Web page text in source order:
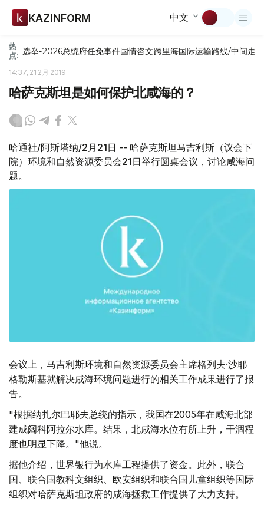
KAZINFORM 中文
热
点: 选举-2026总统府任免事件国情咨文跨里海国际运输路线/中间走廊
14:37, 21 2月 2019
哈萨克斯坦是如何保护北咸海的？
哈通社/阿斯塔纳/2月21日 -- 哈萨克斯坦马吉利斯（议会下
院）环境和自然资源委员会21日举行圆桌会议，讨论咸海问
题。
会议上，马吉利斯环境和自然资源委员会主席格列夫·沙耶
格勒斯基就解决咸海环境问题进行的相关工作成果进行了报
告。
"根据纳扎尔巴耶夫总统的指示，我国在2005年在咸海北部
建成阔科阿拉尔水库。结果，北咸海水位有所上升，干涸程
度也明显下降。"他说。
据他介绍，世界银行为水库工程提供了资金。此外，联合
国、联合国教科文组织、欧安组织和联合国儿童组织等国际
组织对哈萨克斯坦政府的咸海拯救工作提供了大力支持。